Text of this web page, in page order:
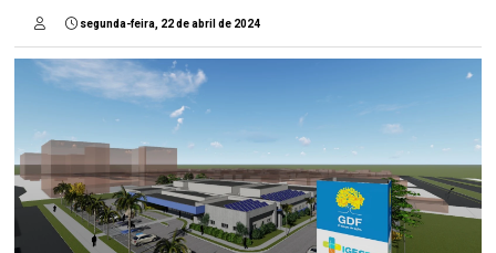
segunda-feira, 22 de abril de 2024